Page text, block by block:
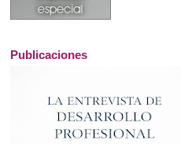
Publicaciones